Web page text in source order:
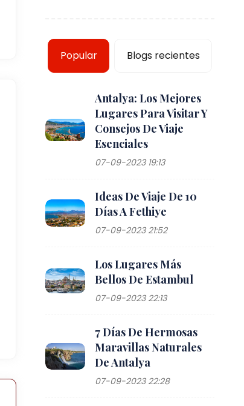
Popular Blogs recientes
Antalya: Los Mejores
Lugares Para Visitar Y
Consejos De Viaje
Esenciales
07-09-2023 19:13
Ideas De Viaje De 10
Días A Fethiye
07-09-2023 21:52
Los Lugares Más
Bellos De Estambul
07-09-2023 22:13
7 Días De Hermosas
Maravillas Naturales
De Antalya
07-09-2023 22:28